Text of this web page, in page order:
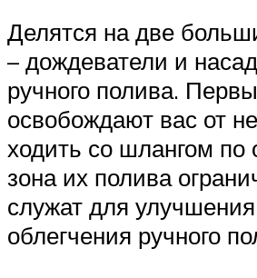
Делятся на две
– дождеватели и
ручного полива.
освобождают вас от
ходить со шлангом по
зона их полива
служат для
облегчения ручного